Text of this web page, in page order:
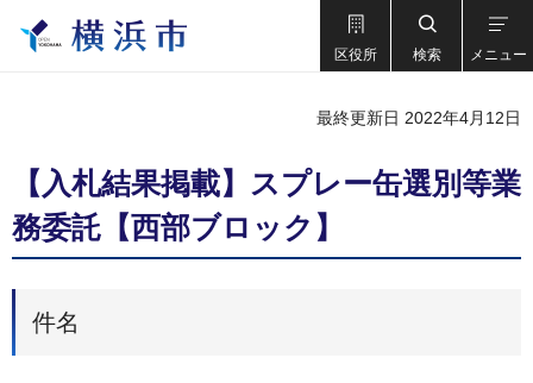
区役所 検索 メニュー
最終更新日 2022年4月12日
【入札結果掲載】スプレー缶選別等業
務委託【西部ブロック】
件名